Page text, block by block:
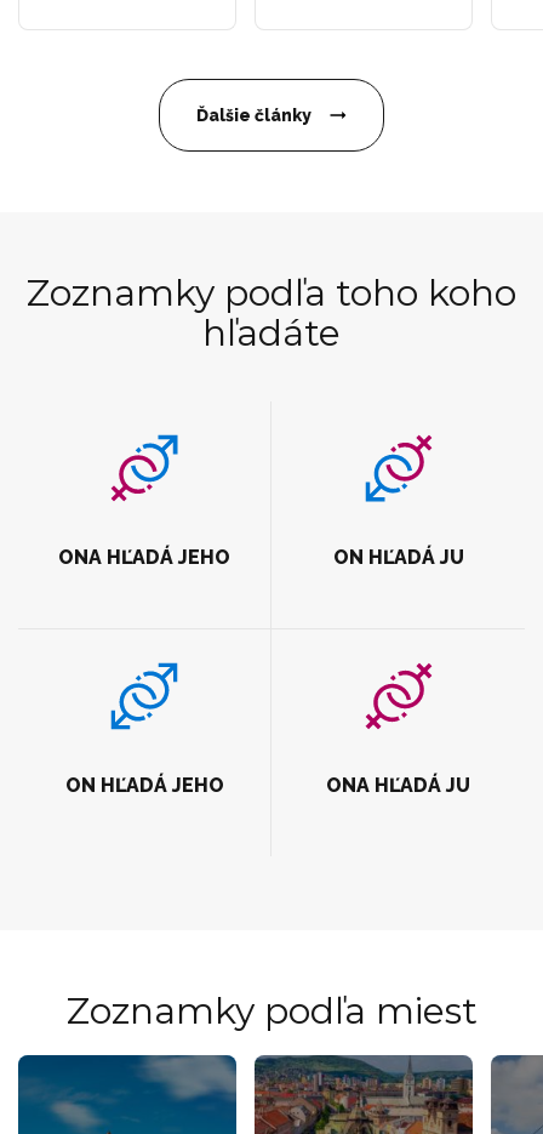
Ďalšie články
Zoznamky podľa toho koho
hľadáte
ONA HĽADÁ JEHO ON HĽADÁ JU
ON HĽADÁ JEHO ONA HĽADÁ JU
Zoznamky podľa miest